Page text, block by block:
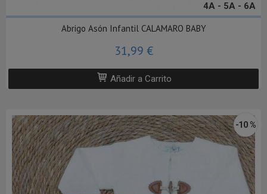
4A - 5A - 6A
Abrigo Asón Infantil CALAMARO BABY
31,99 €
Añadir a Carrito
-10 %